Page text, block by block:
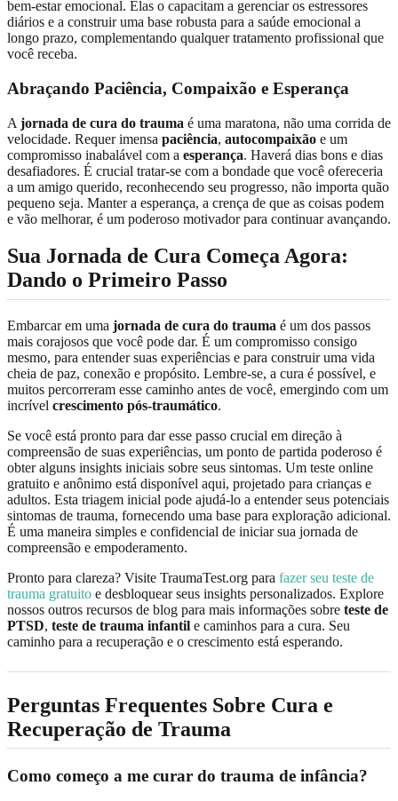
bem-estar emocional. Elas o capacitam a gerenciar os estressores
diários e a construir uma base robusta para a saúde emocional a
longo prazo, complementando qualquer tratamento profissional que
você receba.
Abraçando Paciência, Compaixão e Esperança
A jornada de cura do trauma é uma maratona, não uma corrida de
velocidade. Requer imensa paciência, autocompaixão e um
compromisso inabalável com a esperança. Haverá dias bons e dias
desafiadores. É crucial tratar-se com a bondade que você ofereceria
a um amigo querido, reconhecendo seu progresso, não importa quão
pequeno seja. Manter a esperança, a crença de que as coisas podem
e vão melhorar, é um poderoso motivador para continuar avançando.
Sua Jornada de Cura Começa Agora:
Dando o Primeiro Passo
Embarcar em uma jornada de cura do trauma é um dos passos
mais corajosos que você pode dar. É um compromisso consigo
mesmo, para entender suas experiências e para construir uma vida
cheia de paz, conexão e propósito. Lembre-se, a cura é possível, e
muitos percorreram esse caminho antes de você, emergindo com um
incrível crescimento pós-traumático.
Se você está pronto para dar esse passo crucial em direção à
compreensão de suas experiências, um ponto de partida poderoso é
obter alguns insights iniciais sobre seus sintomas. Um teste online
gratuito e anônimo está disponível aqui, projetado para crianças e
adultos. Esta triagem inicial pode ajudá-lo a entender seus potenciais
sintomas de trauma, fornecendo uma base para exploração adicional.
É uma maneira simples e confidencial de iniciar sua jornada de
compreensão e empoderamento.
Pronto para clareza? Visite TraumaTest.org para fazer seu teste de
trauma gratuito e desbloquear seus insights personalizados. Explore
nossos outros recursos de blog para mais informações sobre teste de
PTSD, teste de trauma infantil e caminhos para a cura. Seu
caminho para a recuperação e o crescimento está esperando.
Perguntas Frequentes Sobre Cura e
Recuperação de Trauma
Como começo a me curar do trauma de infância?